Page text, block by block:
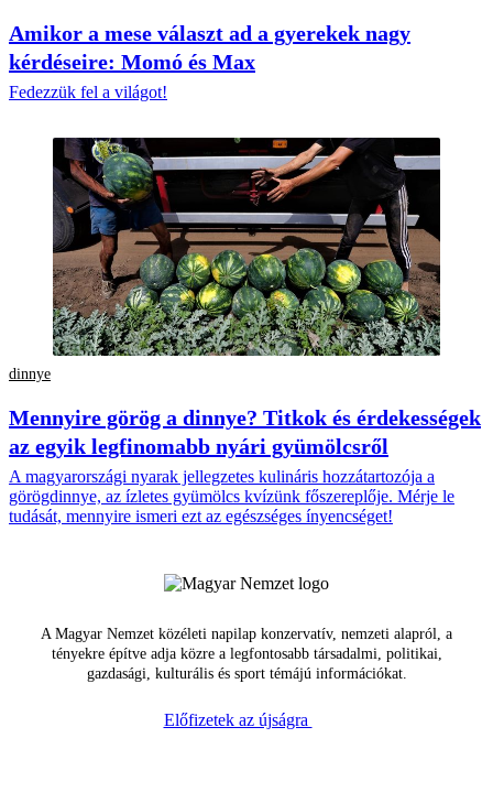
Amikor a mese választ ad a gyerekek nagy
kérdéseire: Momó és Max
Fedezzük fel a világot!
dinnye
Mennyire görög a dinnye? Titkok és érdekességek
az egyik legfinomabb nyári gyümölcsről
A magyarországi nyarak jellegzetes kulináris hozzátartozója a
görögdinnye, az ízletes gyümölcs kvízünk főszereplője. Mérje le
tudását, mennyire ismeri ezt az egészséges ínyencséget!
A Magyar Nemzet közéleti napilap konzervatív, nemzeti alapról, a
tényekre építve adja közre a legfontosabb társadalmi, politikai,
gazdasági, kulturális és sport témájú információkat.
Előfizetek az újságra